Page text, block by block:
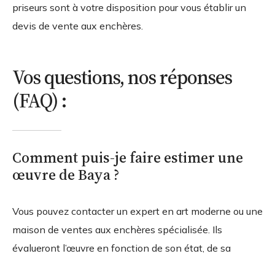
priseurs sont à votre disposition pour vous établir un
devis de vente aux enchères.
Vos questions, nos réponses
(FAQ) :
Comment puis-je faire estimer une
œuvre de Baya ?
Vous pouvez contacter un expert en art moderne ou une
maison de ventes aux enchères spécialisée. Ils
évalueront l’œuvre en fonction de son état, de sa